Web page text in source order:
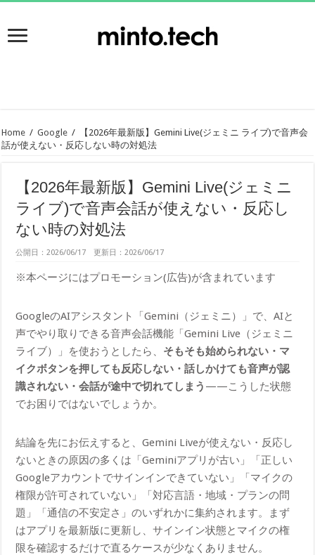
Home / Google /
【2026年最新版】Gemini Live(ジェミニ ライブ)で音声会
話が使えない・反応しない時の対処法
【2026年最新版】Gemini Live(ジェミニ
ライブ)で音声会話が使えない・反応し
ない時の対処法
公開日：2026/06/17 更新日：2026/06/17
※本ページにはプロモーション(広告)が含まれています
GoogleのAIアシスタント「Gemini（ジェミニ）」で、AIと
声でやり取りできる音声会話機能「Gemini Live（ジェミニ
ライブ）」を使おうとしたら、 そもそも始められない・マ
イクボタンを押しても反応しない・話しかけても音声が認
識されない・会話が途中で切れてしまう ——こうした状態
でお困りではないでしょうか。
結論を先にお伝えすると、Gemini Liveが使えない・反応し
ないときの原因の多くは「Geminiアプリが古い」「正しい
Googleアカウントでサインインできていない」「マイクの
権限が許可されていない」「対応言語・地域・プランの問
題」「通信の不安定さ」のいずれかに集約されます。まず
はアプリを最新版に更新し、サインイン状態とマイクの権
限を確認するだけで直るケースが少なくありません。